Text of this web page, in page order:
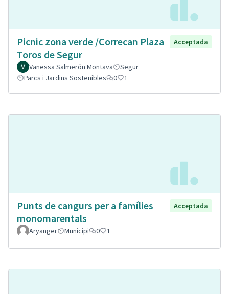
Picnic zona verde /Correcan Plaza
Toros de Segur
Acceptada
Vanessa Salmerón Montava
Segur
Parcs i Jardins Sostenibles
0 1
Punts de cangurs per a famílies
monomarentals
Acceptada
Aryanger Municipi 0 1